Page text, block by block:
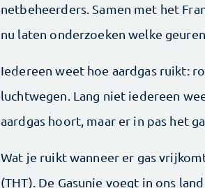
netbeheerders. Samen met het
nu laten onderzoeken welke
Iedereen weet hoe aardgas ruikt:
luchtwegen. Lang niet iedereen
aardgas hoort, maar er in pas het
Wat je ruikt wanneer er gas
(THT). De Gasunie voegt in ons